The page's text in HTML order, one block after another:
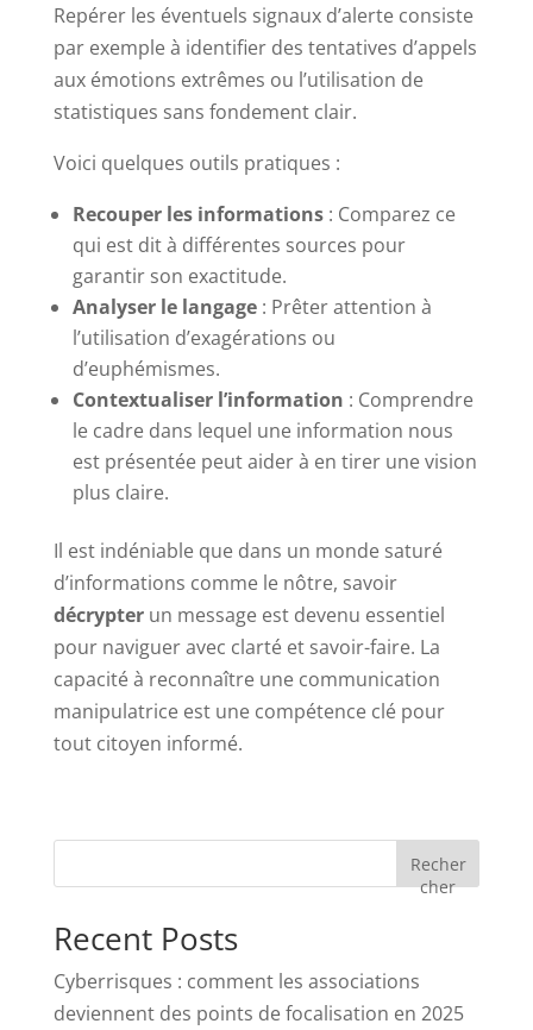
Repérer les éventuels signaux d’alerte consiste
par exemple à identifier des tentatives d’appels
aux émotions extrêmes ou l’utilisation de
statistiques sans fondement clair.
Voici quelques outils pratiques :
Recouper les informations: Comparez ce
qui est dit à différentes sources pour
garantir son exactitude.
Analyser le langage: Prêter attention à
l’utilisation d’exagérations ou
d’euphémismes.
Contextualiser l’information : Comprendre
le cadre dans lequel une information nous
est présentée peut aider à en tirer une vision
plus claire.
Il est indéniable que dans un monde saturé
d’informations comme le nôtre, savoir
décrypterun message est devenu essentiel
pour naviguer avec clarté et savoir-faire. La
capacité à reconnaître une communication
manipulatrice est une compétence clé pour
tout citoyen informé.
Recher
cher
Recent Posts
Cyberrisques : comment les associations
deviennent des points de focalisation en 2025